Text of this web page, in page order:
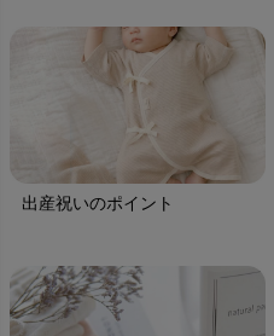
出産祝いのポイント